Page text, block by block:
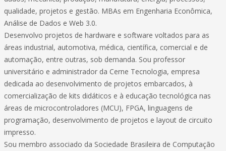
qualidade, projetos e gestão. MBAs em Engenharia Econômica,
Análise de Dados e Web 3.0.
Desenvolvo projetos de hardware e software voltados para as
áreas industrial, automotiva, médica, científica, comercial e de
automação, entre outras, sob demanda. Sou professor
universitário e administrador da Cerne Tecnologia, empresa
dedicada ao desenvolvimento de projetos embarcados, à
comercialização de kits didáticos e à educação tecnológica nas
áreas de microcontroladores (MCU), FPGA, linguagens de
programação, desenvolvimento de projetos e layout de circuito
impresso.
Sou membro associado da Sociedade Brasileira de Computação